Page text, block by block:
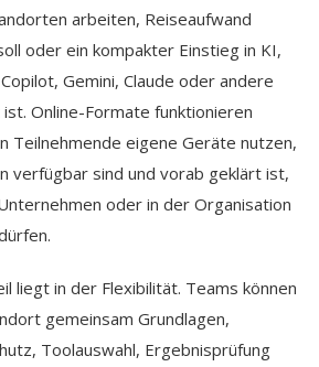
arbeiten, Reiseaufwand
oder ein kompakter Einstieg in KI,
Gemini, Claude oder andere
Online-Formate funktionieren
Teilnehmende eigene Geräte nutzen,
verfügbar sind und vorab geklärt ist,
oder in der Organisation
liegt in der Flexibilität. Teams können
gemeinsam Grundlagen,
Toolauswahl, Ergebnisprüfung